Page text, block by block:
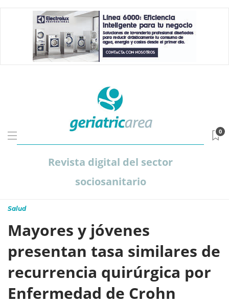
Revista digital del sector
sociosanitario
0
Salud
Mayores y jóvenes
presentan tasa similares de
recurrencia quirúrgica por
Enfermedad de Crohn